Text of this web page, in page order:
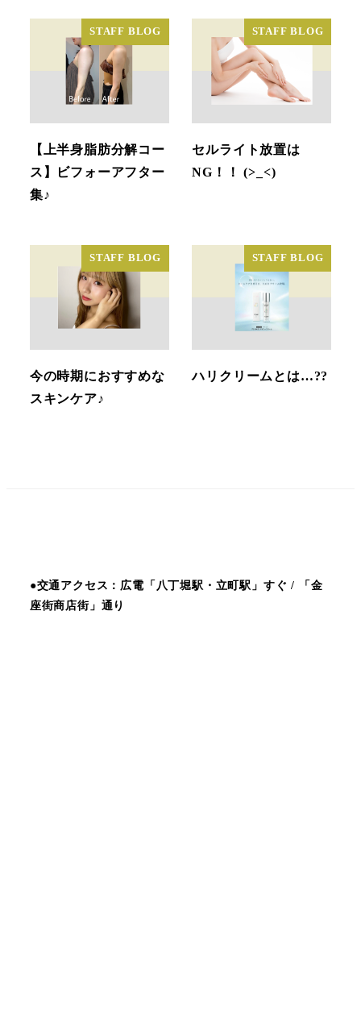
STAFF BLOG
【上半身脂肪分解コー
ス】ビフォーアフター
集♪
STAFF BLOG
セルライト放置は
NG！！ (>_<)
STAFF BLOG
今の時期におすすめな
スキンケア♪
STAFF BLOG
ハリクリームとは…??
●交通アクセス：広電「八丁堀駅・立町駅」すぐ / 「金
座街商店街」通り